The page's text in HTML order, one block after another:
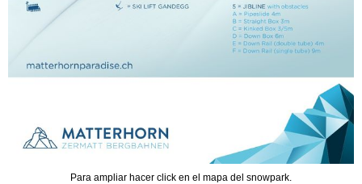
Para ampliar hacer click en el mapa del snowpark.